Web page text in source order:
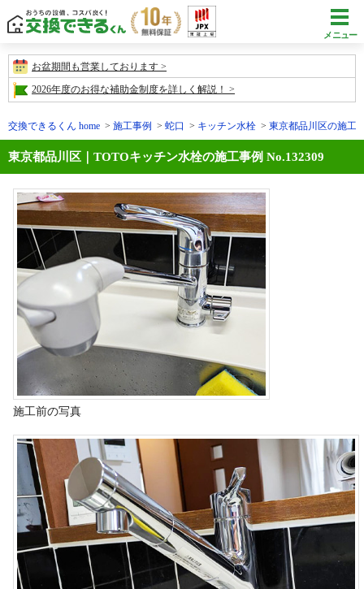
メニュー
お盆期間も営業しております
2026年度のお得な補助金制度を詳しく解説！
交換できるくん home 施工事例 蛇口 キッチン水栓 東京都品川区の施工
東京都品川区｜TOTOキッチン水栓の施工事例 No.132309
施工前の写真